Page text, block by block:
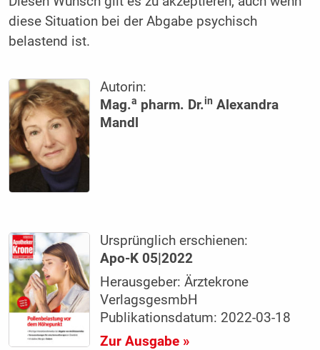
diese Situation bei der Abgabe psychisch
belastend ist.
Autorin:
Mag.a pharm. Dr.in Alexandra
Mandl
Ursprünglich erschienen:
Apo-K 05|2022
Herausgeber: Ärztekrone
VerlagsgesmbH
Publikationsdatum: 2022-03-18
Zur Ausgabe »